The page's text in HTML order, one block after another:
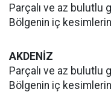
Parçalı ve az bulutlu
Bölgenin iç
AKDENİZ
Parçalı ve az bulutlu
Bölgenin iç